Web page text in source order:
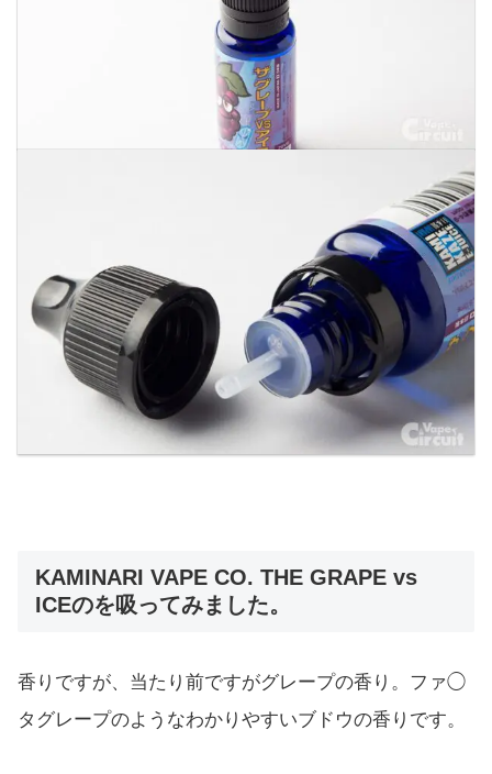
KAMINARI VAPE CO. THE GRAPE vs
ICEのを吸ってみました。
香りですが、当たり前ですがグレープの香り。ファ◯
タグレープのようなわかりやすいブドウの香りです。